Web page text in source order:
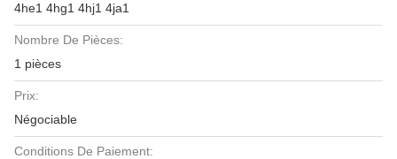
4he1 4hg1 4hj1 4ja1
Nombre De Pièces:
1 pièces
Prix:
Négociable
Conditions De Paiement: